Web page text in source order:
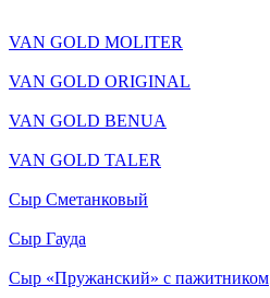
VAN GOLD MOLITER
VAN GOLD ORIGINAL
VAN GOLD BENUA
VAN GOLD TALER
Сыр Сметанковый
Сыр Гауда
Сыр «Пружанский» с пажитником